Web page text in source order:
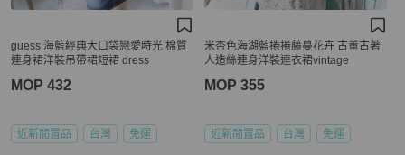
guess 海藍經典大口袋戀愛時光 棉質
連身裙洋裝吊帶裙短裙 dress
MOP 432
近新閒置品 台灣 免運
米杏色海湖藍捲捲藤蔓花卉 古董古著
人造絲連身洋裝連衣裙vintage
MOP 355
近新閒置品 台灣 免運